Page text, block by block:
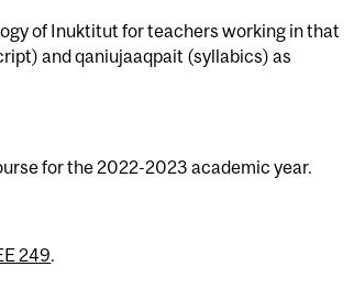
of Inuktitut for teachers working in that
and qaniujaaqpait (syllabics) as
for the 2022-2023 academic year.
249.